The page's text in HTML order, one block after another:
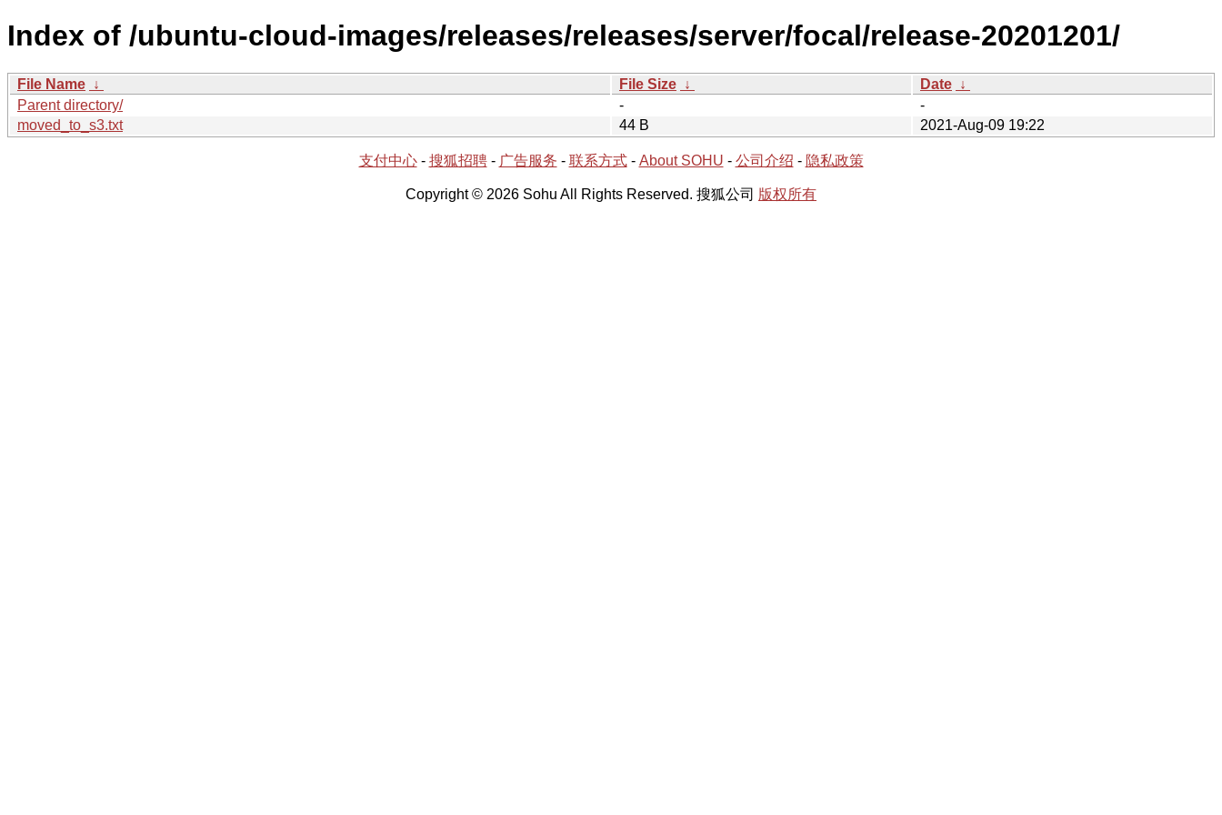
Index of /ubuntu-cloud-images/releases/releases/server/focal/release-20201201/
File Name ↓ File Size ↓ Date ↓
Parent directory/
-
-
moved_to_s3.txt
44 B 2021-Aug-09 19:22
支付中心- 搜狐招聘- 广告服务 - 联系方式- About SOHU - 公司介绍 - 隐私政策
Copyright © 2026 Sohu All Rights Reserved. 搜狐公司 版权所有